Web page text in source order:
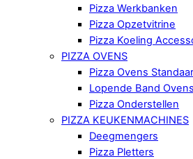
Pizza Werkbanken
Pizza Opzetvitrine
Pizza Koeling
PIZZA OVENS
Pizza Ovens
Lopende Band Ovens
Pizza Onderstellen
PIZZA KEUKENMACHINES
Deegmengers
Pizza Pletters